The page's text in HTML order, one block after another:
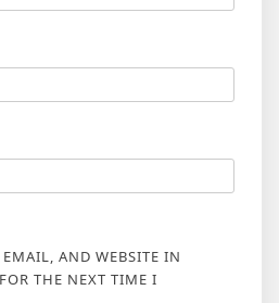
AND WEBSITE IN
THE NEXT TIME I